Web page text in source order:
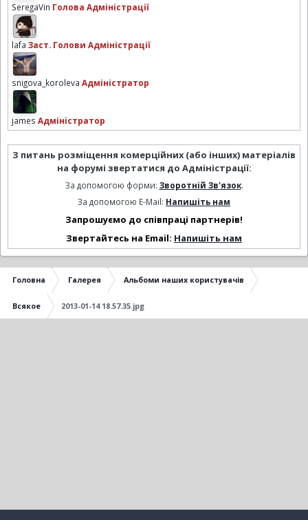
SeregaVin Голова Адміністрації
lafa Заст. Голови Адміністрації
snigova_koroleva Адміністратор
james Адміністратор
З питань розміщення комерційних (або інших) матеріалів
на форумі звертатися до Адміністрації:
За допомогою форми: Зворотній Зв'язок.
За допомогою E-Mail: Напишіть нам
Запрошуємо до співпраці партнерів!
Звертайтесь на Email: Напишіть нам
Головна Галерея Альбоми наших користувачів
Всякое 2013-01-14 18.57.35.jpg